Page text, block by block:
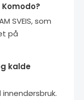
SVEIS, som
på
kalde